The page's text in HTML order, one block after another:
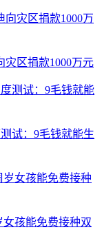
灾区捐款1000万元
试：9毛钱就能生
孩能免费接种双